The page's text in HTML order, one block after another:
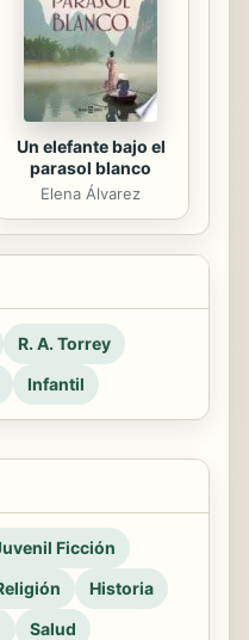
Un elefante bajo el
parasol blanco
Elena Álvarez
R. A. Torrey
Infantil
Ficción
Historia
Salud